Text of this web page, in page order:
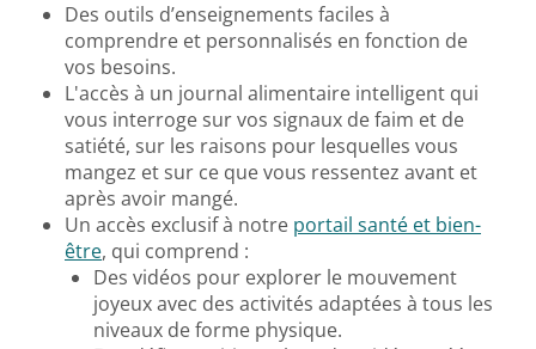
Des outils d’enseignements faciles à
comprendre et personnalisés en fonction de
vos besoins.
L'accès à un journal alimentaire intelligent qui
vous interroge sur vos signaux de faim et de
satiété, sur les raisons pour lesquelles vous
mangez et sur ce que vous ressentez avant et
après avoir mangé.
Un accès exclusif à notre portail santé et bien-
être, qui comprend :
Des vidéos pour explorer le mouvement
joyeux avec des activités adaptées à tous les
niveaux de forme physique.